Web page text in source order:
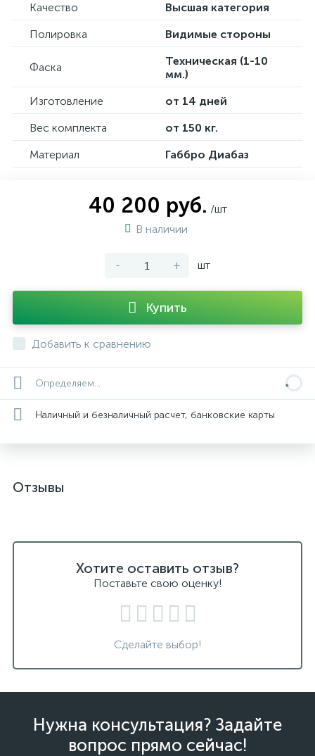
Качество
Высшая категория
Полировка
Видимые стороны
Фаска
Техническая (1-10
мм.)
Изготовление
от 14 дней
Вес комплекта
от 150 кг.
Материал
Габбро Диабаз
40 200 руб. /шт
В наличии
- + шт
Купить
Добавить к сравнению
Определяем...
Наличный и безналичный расчет, банковские карты
Отзывы
Хотите оставить отзыв?
Поставьте свою оценку!
Сделайте выбор!
Нужна консультация? Задайте
вопрос прямо сейчас!